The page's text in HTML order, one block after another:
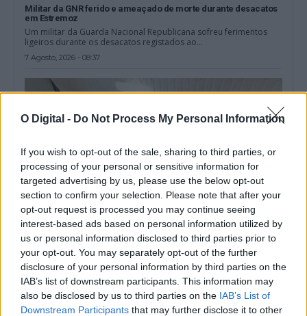
O Digital - Do Not Process My Personal Information
If you wish to opt-out of the sale, sharing to third parties, or
processing of your personal or sensitive information for
targeted advertising by us, please use the below opt-out
section to confirm your selection. Please note that after your
opt-out request is processed you may continue seeing
interest-based ads based on personal information utilized by
us or personal information disclosed to third parties prior to
your opt-out. You may separately opt-out of the further
disclosure of your personal information by third parties on the
IAB’s list of downstream participants. This information may
also be disclosed by us to third parties on the IAB’s List of
Downstream Participants that may further disclose it to other
Militar da GNR ferido e ameaçado de morte durante desacatos
em Estremoz
Um militar da Guarda Nacional Republicana sofreu ferimentos
ligeiros durante os desacatos registados ao...
7 Agosto, 2026 - 08:37
Fiscalização da GNR termina com encerramento de
restaurante em Abela (Santiago do cacém)
Um estabelecimento de restauração e bebidas situado na
localidade de Abela, no concelho de...
6 Agosto, 2026 - 16:42